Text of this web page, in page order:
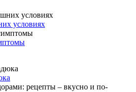
условиях